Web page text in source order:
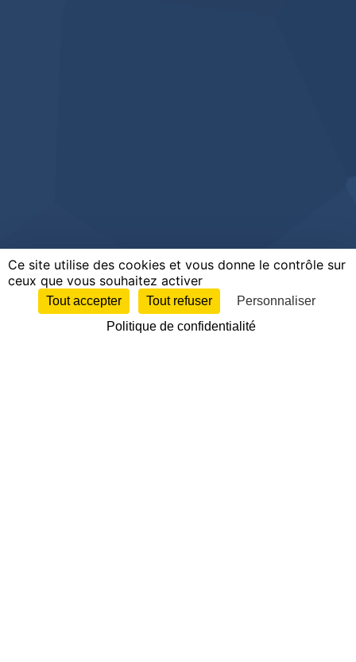
Ce site utilise des cookies et vous donne le contrôle sur
ceux que vous souhaitez activer
Tout accepter Tout refuser
Personnaliser
Politique de confidentialité